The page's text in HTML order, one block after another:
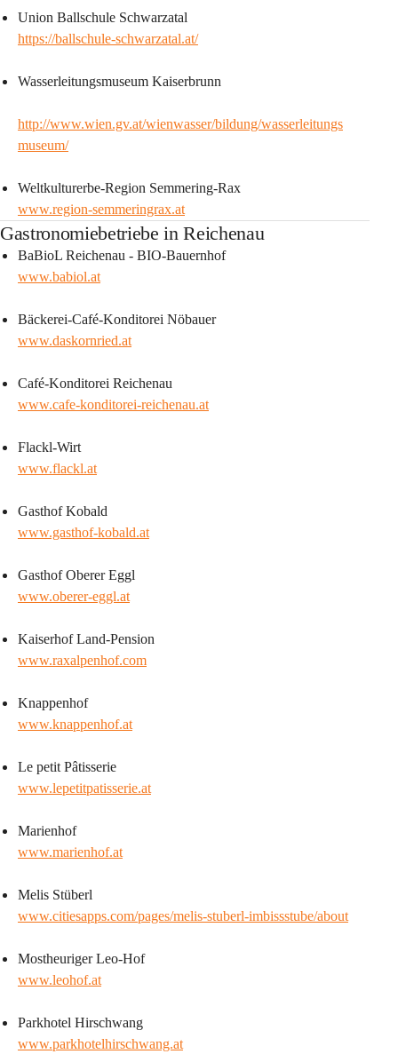
Union Ballschule Schwarzatal
https://ballschule-schwarzatal.at/
Wasserleitungsmuseum Kaiserbrunn
http://www.wien.gv.at/wienwasser/bildung/wasserleitungs
museum/
Weltkulturerbe-Region Semmering-Rax
www.region-semmeringrax.at
Gastronomiebetriebe in Reichenau
BaBioL Reichenau - BIO-Bauernhof
www.babiol.at
Bäckerei-Café-Konditorei Nöbauer
www.daskornried.at
Café-Konditorei Reichenau
www.cafe-konditorei-reichenau.at
Flackl-Wirt
www.flackl.at
Gasthof Kobald
www.gasthof-kobald.at
Gasthof Oberer Eggl
www.oberer-eggl.at
Kaiserhof Land-Pension
www.raxalpenhof.com
Knappenhof
www.knappenhof.at
Le petit Pâtisserie
www.lepetitpatisserie.at
Marienhof
www.marienhof.at
Melis Stüberl
www.citiesapps.com/pages/melis-stuberl-imbissstube/about
Mostheuriger Leo-Hof
www.leohof.at
Parkhotel Hirschwang
www.parkhotelhirschwang.at